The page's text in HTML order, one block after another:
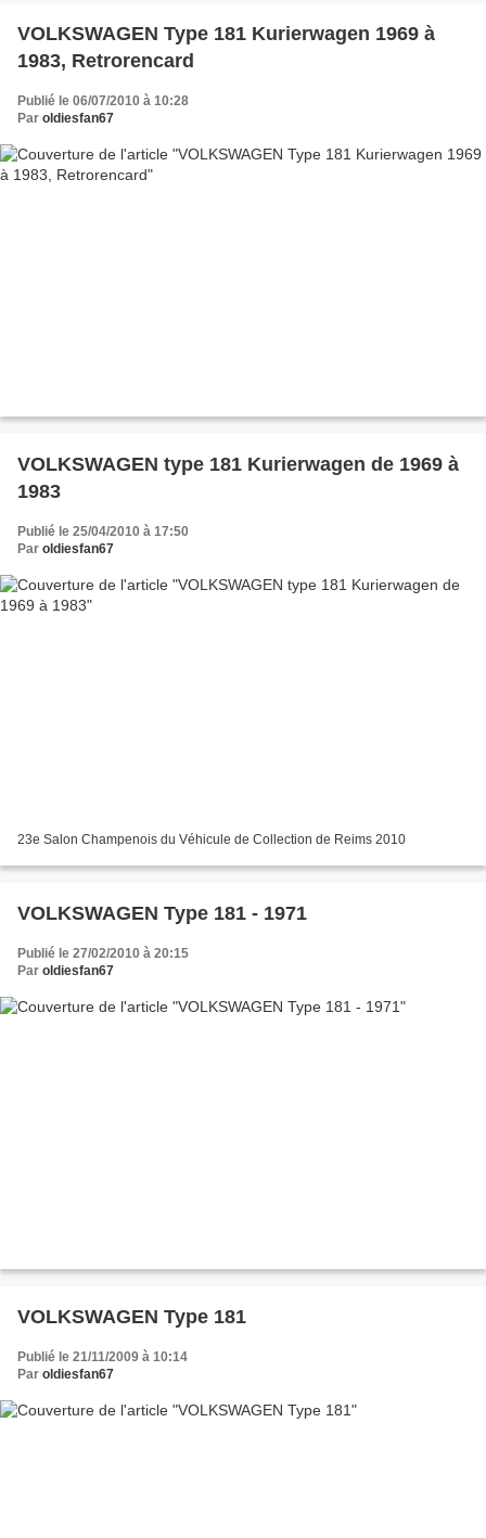
VOLKSWAGEN Type 181 Kurierwagen 1969 à
1983, Retrorencard
Publié le 06/07/2010 à 10:28
Par oldiesfan67
VOLKSWAGEN type 181 Kurierwagen de 1969 à
1983
Publié le 25/04/2010 à 17:50
Par oldiesfan67
23e Salon Champenois du Véhicule de Collection de Reims 2010
VOLKSWAGEN Type 181 - 1971
Publié le 27/02/2010 à 20:15
Par oldiesfan67
VOLKSWAGEN Type 181
Publié le 21/11/2009 à 10:14
Par oldiesfan67